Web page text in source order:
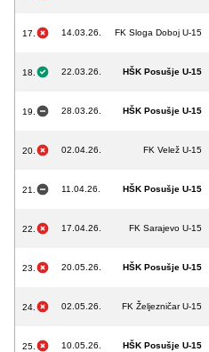
17. 14.03.26. FK Sloga Doboj U-15
18. 22.03.26. HŠK Posušje U-15
19. 28.03.26. HŠK Posušje U-15
20. 02.04.26. FK Velež U-15
21. 11.04.26. HŠK Posušje U-15
22. 17.04.26. FK Sarajevo U-15
23. 20.05.26. HŠK Posušje U-15
24. 02.05.26. FK Željezničar U-15
25. 10.05.26. HŠK Posušje U-15